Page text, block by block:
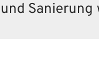
Sanierung